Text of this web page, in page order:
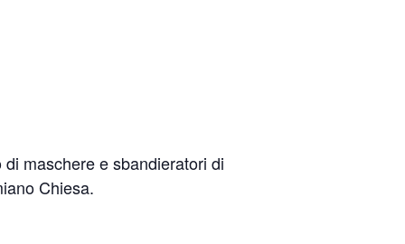
maschere e sbandieratori di
Chiesa.